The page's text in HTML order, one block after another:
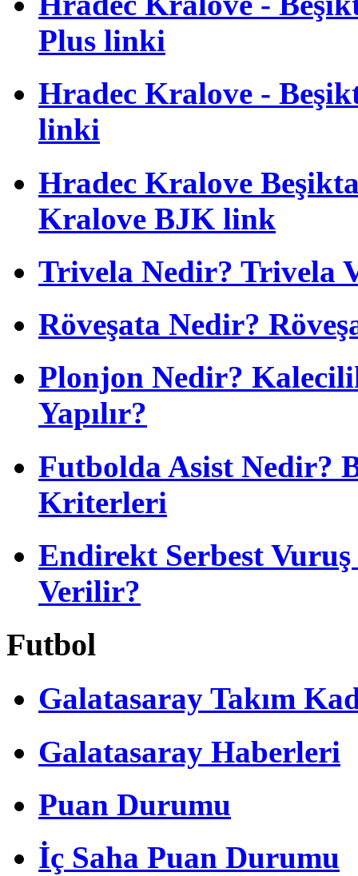
Plus linki
Hradec Kralove -
linki
Hradec Kralove
Kralove BJK link
Trivela Nedir? Trivela
Röveşata Nedir?
Plonjon Nedir?
Yapılır?
Futbolda Asist Nedir?
Kriterleri
Endirekt Serbest
Verilir?
Futbol
Galatasaray Takım
Galatasaray Haberleri
Puan Durumu
İç Saha Puan Durumu